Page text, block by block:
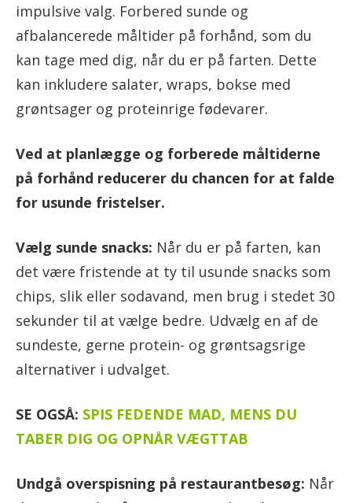
impulsive valg. Forbered sunde og
afbalancerede måltider på forhånd, som du
kan tage med dig, når du er på farten. Dette
kan inkludere salater, wraps, bokse med
grøntsager og proteinrige fødevarer.
Ved at planlægge og forberede måltiderne
på forhånd reducerer du chancen for at falde
for usunde fristelser.
Vælg sunde snacks: Når du er på farten, kan
det være fristende at ty til usunde snacks som
chips, slik eller sodavand, men brug i stedet 30
sekunder til at vælge bedre. Udvælg en af de
sundeste, gerne protein- og grøntsagsrige
alternativer i udvalget.
SE OGSÅ: SPIS FEDENDE MAD, MENS DU
TABER DIG OG OPNÅR VÆGTTAB
Undgå overspisning på restaurantbesøg: Når